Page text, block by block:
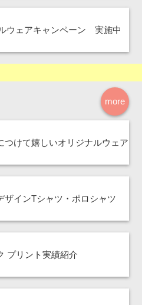
ウェアキャンペーン 実施中
more
つけて嬉しいオリジナルウェア
ザインTシャツ・ポロシャツ
プリント実績紹介